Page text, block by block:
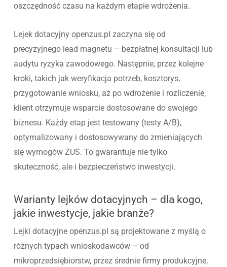
oszczędność czasu na każdym etapie wdrożenia.
Lejek dotacyjny openzus.pl zaczyna się od
precyzyjnego lead magnetu – bezpłatnej konsultacji lub
audytu ryzyka zawodowego. Następnie, przez kolejne
kroki, takich jak weryfikacja potrzeb, kosztorys,
przygotowanie wniosku, aż po wdrożenie i rozliczenie,
klient otrzymuje wsparcie dostosowane do swojego
biznesu. Każdy etap jest testowany (testy A/B),
optymalizowany i dostosowywany do zmieniających
się wymogów ZUS. To gwarantuje nie tylko
skuteczność, ale i bezpieczeństwo inwestycji.
Warianty lejków dotacyjnych – dla kogo,
jakie inwestycje, jakie branże?
Lejki dotacyjne openzus.pl są projektowane z myślą o
różnych typach wnioskodawców – od
mikroprzedsiębiorstw, przez średnie firmy produkcyjne,